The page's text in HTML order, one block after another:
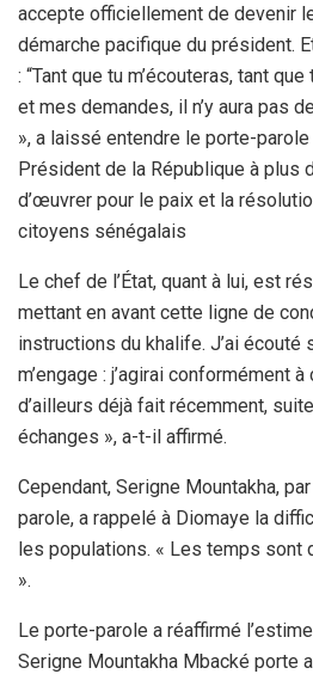
accepte officiellement de devenir
démarche pacifique du président.
: “Tant que tu m’écouteras, tant
et mes demandes, il n’y aura pas
», a laissé entendre le porte-
Président de la République à plus
d’œuvrer pour le paix et la
citoyens sénégalais
Le chef de l’État, quant à lui, est
mettant en avant cette ligne de
instructions du khalife. J’ai écouté
m’engage : j’agirai conformément à
d’ailleurs déjà fait récemment,
échanges », a-t-il affirmé.
Cependant, Serigne Mountakha,
parole, a rappelé à Diomaye la
les populations. « Les temps sont
».
Le porte-parole a réaffirmé
Serigne Mountakha Mbacké porte